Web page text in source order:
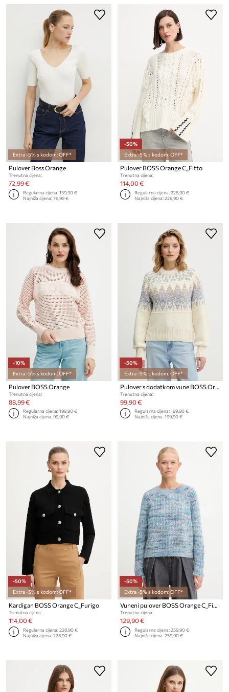
Extra -5% s kodom: OFF*
Pulover Boss Orange
Trenutna cijena:
72,99 €
Regularna cijena:139,90 €
Najniža cijena:79,99 €
-50%
Extra -5% s kodom: OFF*
Pulover BOSS Orange C_Fitto
Trenutna cijena:
114,00 €
Regularna cijena:228,90 €
Najniža cijena:228,90 €
-10%
Extra -5% s kodom: OFF*
Pulover BOSS Orange
Trenutna cijena:
88,99 €
Regularna cijena:199,90 €
Najniža cijena:99,90 €
-50%
Extra -5% s kodom: OFF*
Pulover s dodatkom vune BOSS Orange C_Farombo
Trenutna cijena:
99,90 €
Regularna cijena:199,90 €
Najniža cijena:199,90 €
-50%
Extra -5% s kodom: OFF*
Kardigan BOSS Orange C_Furigo
Trenutna cijena:
114,00 €
Regularna cijena:228,90 €
Najniža cijena:228,90 €
-50%
Extra -5% s kodom: OFF*
Vuneni pulover BOSS Orange C_Fiambella
Trenutna cijena:
129,90 €
Regularna cijena:259,90 €
Najniža cijena:259,90 €